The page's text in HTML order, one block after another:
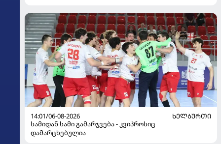
14:01/06-08-2026
ᲮᲔᲚᲑᲣᲠᲗᲘ
სამიდან სამი გამარჯვება - კვიპროსიც
დამარცხებულია